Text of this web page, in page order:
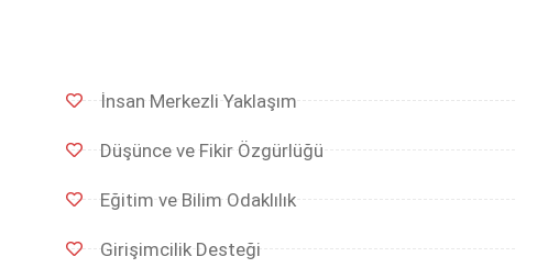
İnsan Merkezli Yaklaşım
Düşünce ve Fikir Özgürlüğü
Eğitim ve Bilim Odaklılık
Girişimcilik Desteği